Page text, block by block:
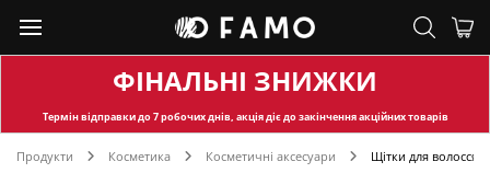
ФІНАЛЬНІ ЗНИЖКИ
Термін відправкидо 7 робочих днів, акція діє до закінчення акційних товарів
Продукти Косметика Косметичні аксесуари Щітки для волосся